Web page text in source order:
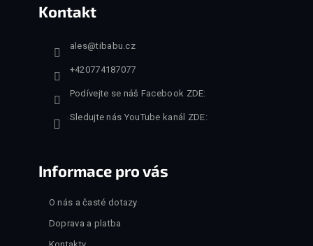
Kontakt
ales@tibabu.cz
+420774187077
Podívejte se náš Facebook ZDE:
Sledujte nás YouTube kanál ZDE:
Informace pro vás
O nás a časté dotazy
Doprava a platba